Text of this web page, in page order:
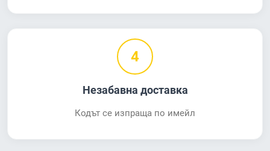
4
Незабавна доставка
Кодът се изпраща по имейл